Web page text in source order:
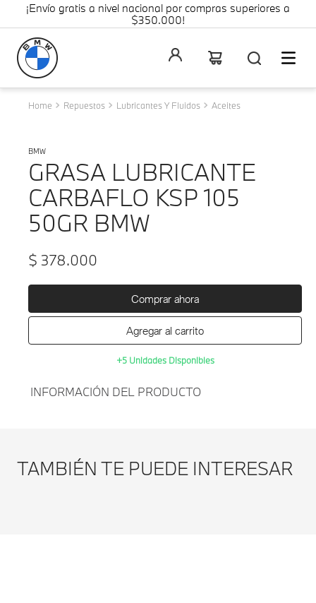
¡Envío gratis a nivel nacional por compras superiores a
$350.000!
Repuestos Lubricantes Y Fluidos Aceites
BMW
GRASA LUBRICANTE
CARBAFLO KSP 105
50GR BMW
$ 378.000
Comprar ahora
Agregar al carrito
+5 Unidades Disponibles
INFORMACIÓN DEL PRODUCTO
CARBAFLO KSP 105 50GR
BMW-BLANCO
TAMBIÉN TE PUEDE INTERESAR